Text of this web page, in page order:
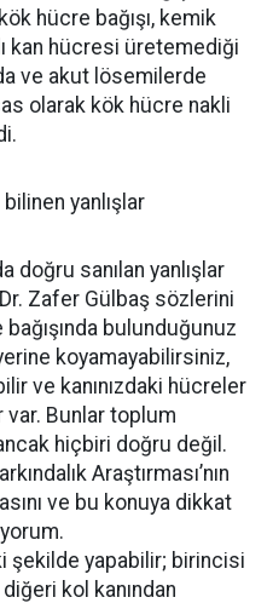
hücre bağışı, kemik
kan hücresi üretemediği
ve akut lösemilerde
olarak kök hücre nakli
yanlışlar
doğru sanılan yanlışlar
Zafer Gülbaş sözlerini
bulunduğunuz
koyamayabilirsiniz,
ve kanınızdaki hücreler
var. Bunlar toplum
hiçbiri doğru değil.
Araştırması’nın
ve bu konuya dikkat
şekilde yapabilir; birincisi
kol kanından